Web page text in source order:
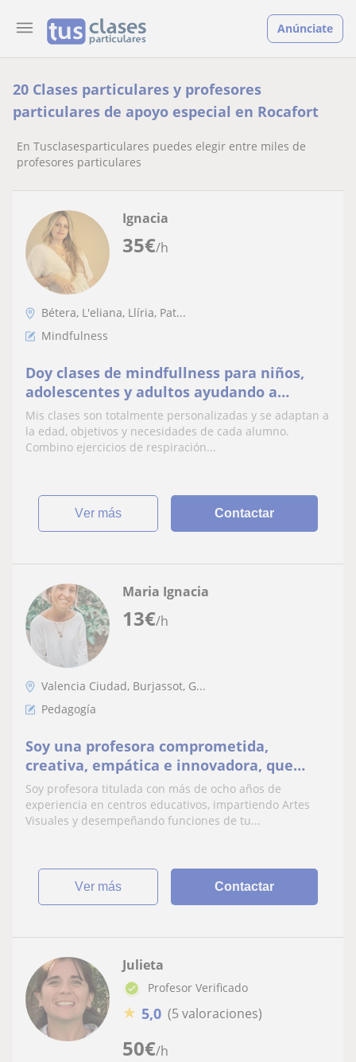
Anúnciate
20 Clases particulares y profesores
particulares de apoyo especial en Rocafort
En Tusclasesparticulares puedes elegir entre miles de
profesores particulares
35€/h
Ignacia
Bétera, L'eliana, Llíria, Pat...
Mindfulness
Doy clases de mindfullness para niños,
adolescentes y adultos ayudando a
desarrollar la atención plena y bienestar
Mis clases son totalmente personalizadas y se adaptan a
la edad, objetivos y necesidades de cada alumno.
Combino ejercicios de respiración...
ver más Contactar
13€/h
Maria Ignacia
Valencia Ciudad, Burjassot, G...
Pedagogía
Soy una profesora comprometida,
creativa, empática e innovadora, que
promueve un aprendizaje significativo en
un entorno inclusivo
Soy profesora titulada con más de ocho años de
experiencia en centros educativos, impartiendo Artes
Visuales y desempeñando funciones de tu...
ver más Contactar
50€/h
Julieta
Profesor Verificado
★ 5,0 (5 valoraciones)